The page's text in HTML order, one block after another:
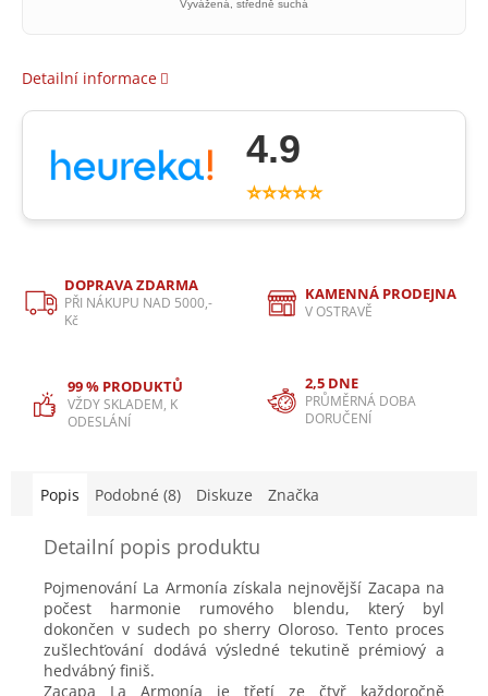
Vyvážená, středně suchá
Detailní informace
4.9
⭐⭐⭐⭐⭐
DOPRAVA ZDARMA
PŘI NÁKUPU NAD 5000,-
Kč
KAMENNÁ PRODEJNA
V OSTRAVĚ
99 % PRODUKTŮ
VŽDY SKLADEM, K
ODESLÁNÍ
2,5 DNE
PRŮMĚRNÁ DOBA
DORUČENÍ
Popis Podobné (8) Diskuze Značka
Detailní popis produktu
Pojmenování La Armonía získala nejnovější Zacapa na
počest harmonie rumového blendu, který byl
dokončen v sudech po sherry Oloroso. Tento proces
zušlechťování dodává výsledné tekutině prémiový a
hedvábný finiš.
Zacapa La Armonía je třetí ze čtyř každoročně